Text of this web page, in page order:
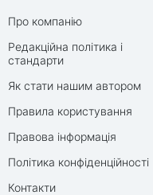
Про компанію
Редакційна політика і
стандарти
Як стати нашим автором
Правила користування
Правова інформація
Політика конфіденційності
Контакти